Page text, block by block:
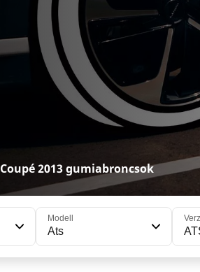
Coupé 2013 gumiabroncsok
Modell
Ats